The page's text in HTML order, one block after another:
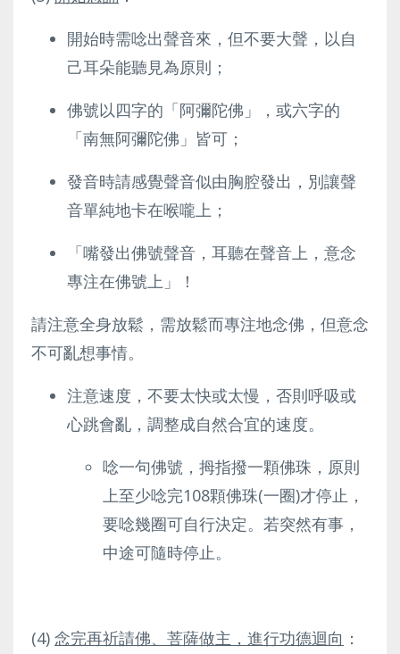
開始時需唸出聲音來，但不要大聲，以自
己耳朵能聽見為原則；
佛號以四字的「阿彌陀佛」，或六字的
「南無阿彌陀佛」皆可；
發音時請感覺聲音似由胸腔發出，別讓聲
音單純地卡在喉嚨上；
「嘴發出佛號聲音，耳聽在聲音上，意念
專注在佛號上」！
請注意全身放鬆，需放鬆而專注地念佛，但意念
不可亂想事情。
注意速度，不要太快或太慢，否則呼吸或
心跳會亂，調整成自然合宜的速度。
唸一句佛號，拇指撥一顆佛珠，原則
上至少唸完108顆佛珠(一圈)才停止，
要唸幾圈可自行決定。若突然有事，
中途可隨時停止。
(4) 念完再祈請佛、菩薩做主，進行功德迴向 ：